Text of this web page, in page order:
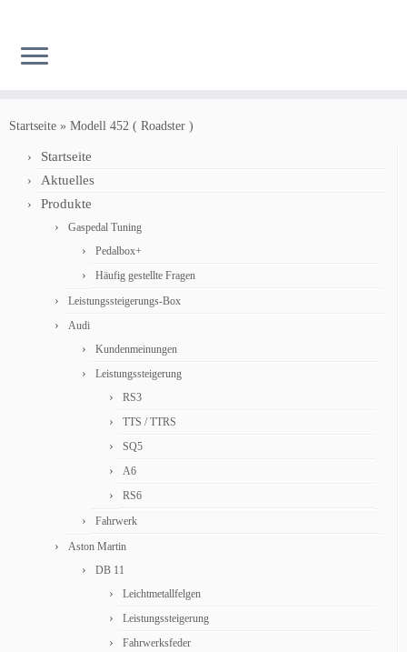
Inhalt
Startseite » Modell 452 ( Roadster )
Startseite
Aktuelles
Produkte
Gaspedal Tuning
Pedalbox+
Häufig gestellte Fragen
Leistungssteigerungs-Box
Audi
Kundenmeinungen
Leistungssteigerung
RS3
TTS / TTRS
SQ5
A6
RS6
Fahrwerk
Aston Martin
DB 11
Leichtmetallfelgen
Leistungssteigerung
Fahrwerksfeder